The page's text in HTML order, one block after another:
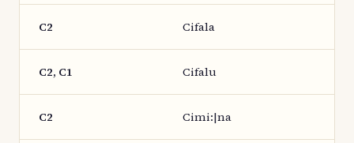
C2 Cifala
C2, C1 Cifalu
C2 Cimi:|na